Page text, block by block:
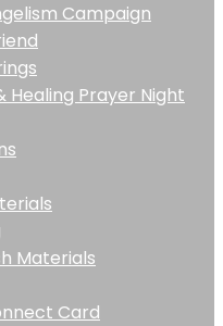
Campaign
Healing Prayer Night
Materials
Card